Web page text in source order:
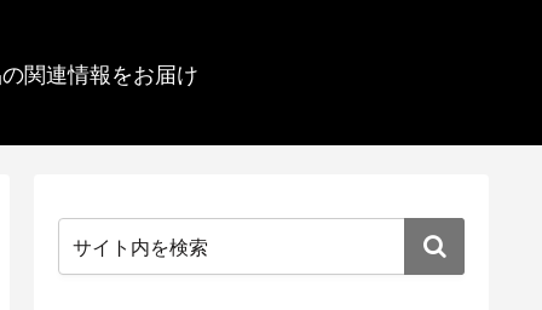
関連情報をお届け